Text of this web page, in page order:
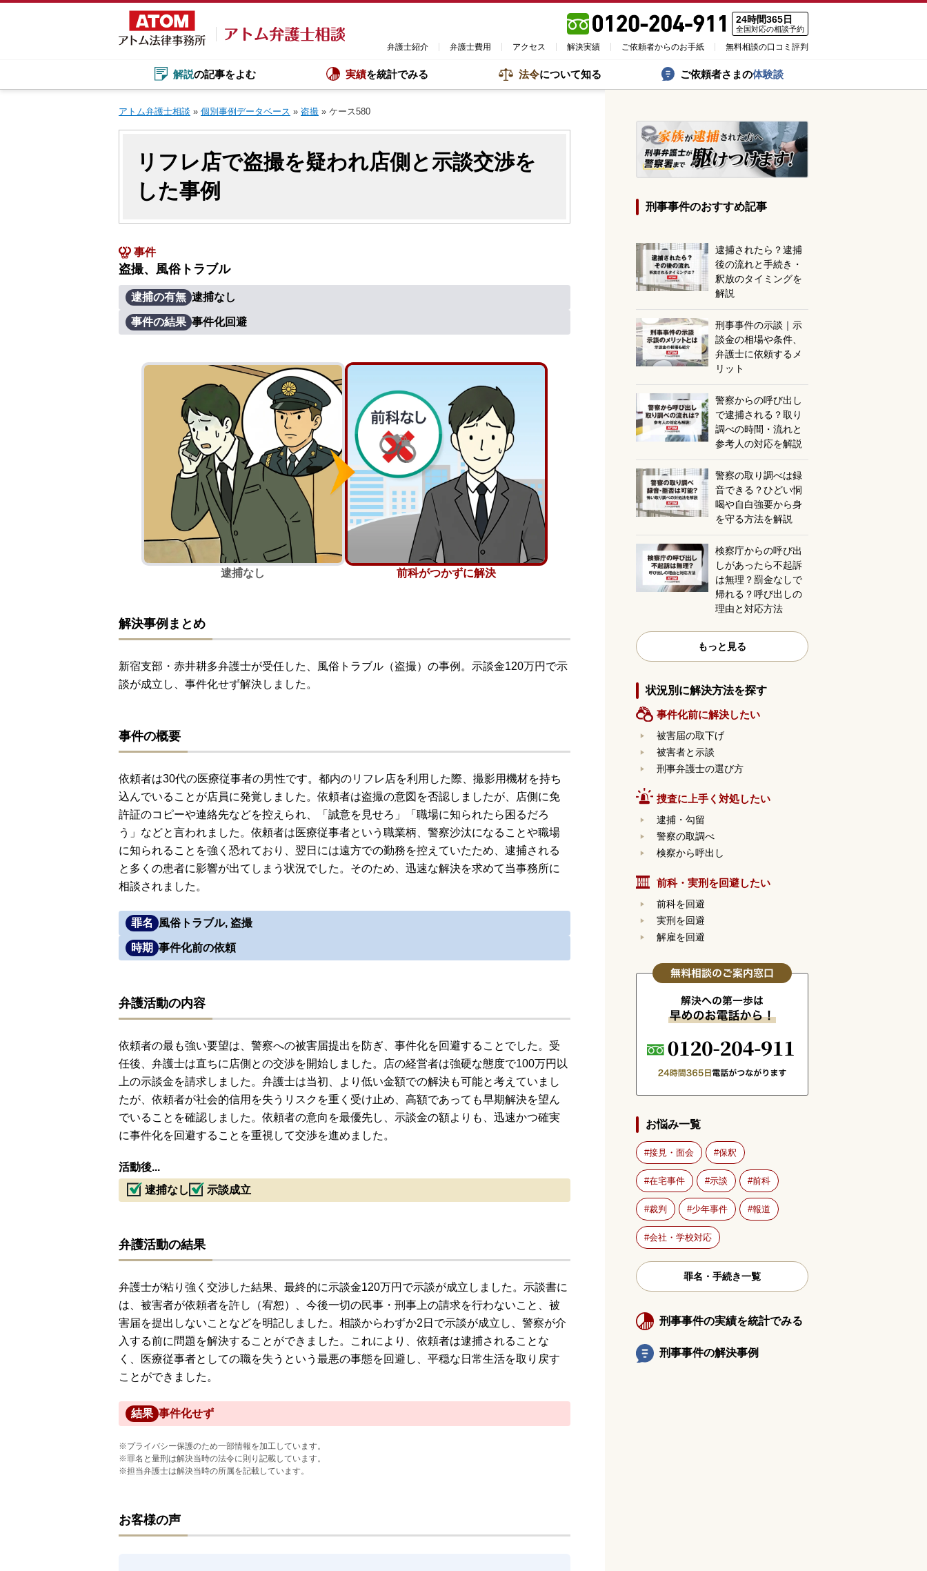
Skip
24時間365日
全国対応の相談予約
弁護士紹介 弁護士費用 アクセス 解決実績 ご依頼者からのお手紙 無料相談の口コミ評判
解説の記事をよむ 実績を統計でみる 法令について知る ご依頼者さまの体験談
アトム弁護士相談 » 個別事例データベース » 盗撮 » ケース580
リフレ店で盗撮を疑われ店側と示談交渉を
した事例
事件
盗撮、風俗トラブル
逮捕の有無 逮捕なし
事件の結果 事件化回避
逮捕なし 前科がつかずに解決
解決事例まとめ
新宿支部・赤井耕多弁護士が受任した、風俗トラブル（盗撮）の事例。示談金120万円で示
談が成立し、事件化せず解決しました。
事件の概要
依頼者は30代の医療従事者の男性です。都内のリフレ店を利用した際、撮影用機材を持ち
込んでいることが店員に発覚しました。依頼者は盗撮の意図を否認しましたが、店側に免
許証のコピーや連絡先などを控えられ、「誠意を見せろ」「職場に知られたら困るだろ
う」などと言われました。依頼者は医療従事者という職業柄、警察沙汰になることや職場
に知られることを強く恐れており、翌日には遠方での勤務を控えていたため、逮捕される
と多くの患者に影響が出てしまう状況でした。そのため、迅速な解決を求めて当事務所に
相談されました。
罪名 風俗トラブル, 盗撮
時期 事件化前の依頼
弁護活動の内容
依頼者の最も強い要望は、警察への被害届提出を防ぎ、事件化を回避することでした。受
任後、弁護士は直ちに店側との交渉を開始しました。店の経営者は強硬な態度で100万円以
上の示談金を請求しました。弁護士は当初、より低い金額での解決も可能と考えていまし
たが、依頼者が社会的信用を失うリスクを重く受け止め、高額であっても早期解決を望ん
でいることを確認しました。依頼者の意向を最優先し、示談金の額よりも、迅速かつ確実
に事件化を回避することを重視して交渉を進めました。
活動後...
逮捕なし
示談成立
弁護活動の結果
弁護士が粘り強く交渉した結果、最終的に示談金120万円で示談が成立しました。示談書に
は、被害者が依頼者を許し（宥恕）、今後一切の民事・刑事上の請求を行わないこと、被
害届を提出しないことなどを明記しました。相談からわずか2日で示談が成立し、警察が介
入する前に問題を解決することができました。これにより、依頼者は逮捕されることな
く、医療従事者としての職を失うという最悪の事態を回避し、平穏な日常生活を取り戻す
ことができました。
結果 事件化せず
※プライバシー保護のため一部情報を加工しています。
※罪名と量刑は解決当時の法令に則り記載しています。
※担当弁護士は解決当時の所属を記載しています。
お客様の声
刑事事件のおすすめ記事
逮捕されたら？逮捕
後の流れと手続き・
釈放のタイミングを
解説
刑事事件の示談｜示
談金の相場や条件、
弁護士に依頼するメ
リット
警察からの呼び出し
で逮捕される？取り
調べの時間・流れと
参考人の対応を解説
警察の取り調べは録
音できる？ひどい恫
喝や自白強要から身
を守る方法を解説
検察庁からの呼び出
しがあったら不起訴
は無理？罰金なしで
帰れる？呼び出しの
理由と対応方法
もっと見る
状況別に解決方法を探す
事件化前に解決したい
被害届の取下げ
被害者と示談
刑事弁護士の選び方
捜査に上手く対処したい
逮捕・勾留
警察の取調べ
検察から呼出し
前科・実刑を回避したい
前科を回避
実刑を回避
解雇を回避
お悩み一覧
接見・面会 保釈
在宅事件 示談 前科
裁判 少年事件 報道
会社・学校対応
罪名・手続き一覧
刑事事件の実績を統計でみる
刑事事件の解決事例